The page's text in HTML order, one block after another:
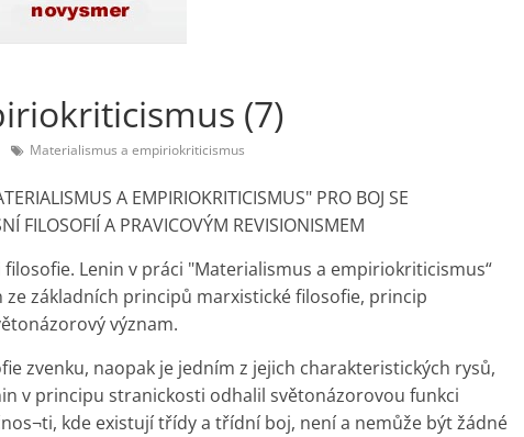
(7)
Materialismus a empiriokriticismus
A EMPIRIOKRITICISMUS" PRO BOJ SE
FILOSOFIÍ A PRAVICOVÝM REVISIONISMEM
Lenin v práci "Materialismus a empiriokriticismus“
základních principů marxistické filosofie, princip
význam.
zvenku, naopak je jedním z jejich charakteristických rysů,
v principu stranickosti odhalil světonázorovou funkci
kde existují třídy a třídní boj, není a nemůže být žádné